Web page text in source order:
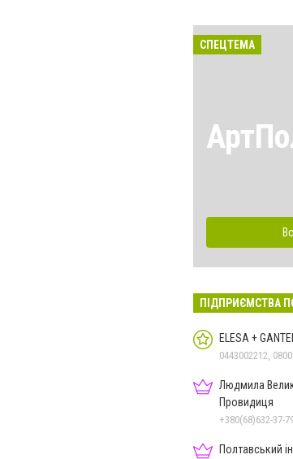
СПЕЦТЕМА
ПІДПРИЄМСТВА
0443002212,
Людмила
Провидиця
+380(68)632-37-
Полтавський